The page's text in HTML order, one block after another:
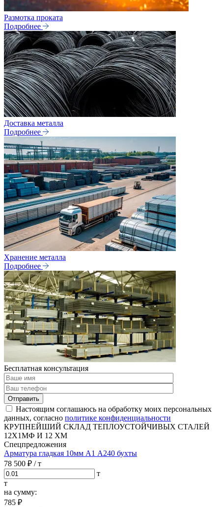
Размотка проката
Подробнее
Доставка металла
Подробнее
Хранение металла
Подробнее
Бесплатная консультация
Отправить
Настоящим соглашаюсь на обработку моих персональных
данных, согласно политике конфиденциальности
КРУПНЕЙШИЙ СКЛАД ТЕПЛОУСТОЙЧИВЫХ СТАЛЕЙ
12Х1МФ И 12 ХМ
Спецпредложения
Арматура гладкая 10мм А1 А240 бухты
78 500 ₽ / т
т
т
на сумму:
785 ₽